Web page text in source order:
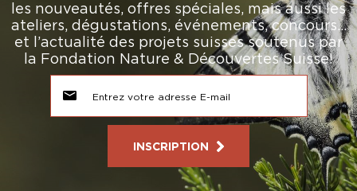
les nouveautés, offres spéciales, mais aussi les
ateliers, dégustations, événements, concours…
et l’actualité des projets suisses soutenus par
la Fondation Nature & Découvertes Suisse!
INSCRIPTION